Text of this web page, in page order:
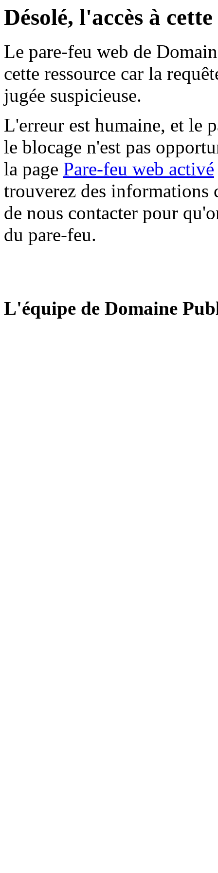
Désolé, l'accès à
Le pare-feu web de
cette ressource car la
jugée suspicieuse.
L'erreur est humaine, et le
le blocage n'est pas
la page Pare-feu web activé
trouverez des informations
de nous contacter pour
du pare-feu.
L'équipe de Domaine